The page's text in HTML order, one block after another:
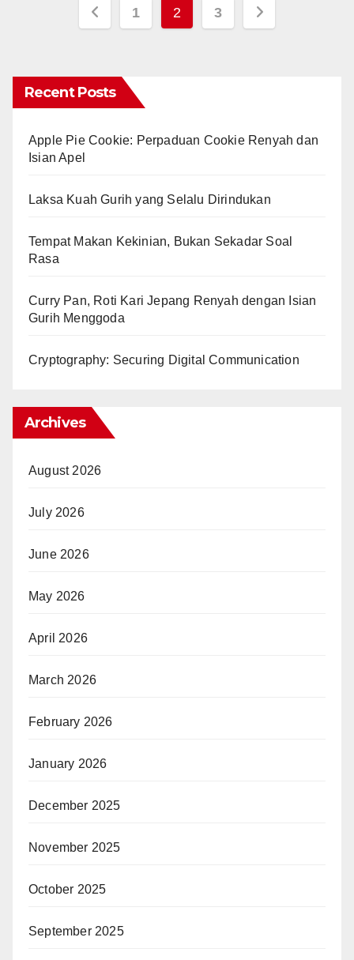
Posts
1 2 3
Recent Posts
Apple Pie Cookie: Perpaduan Cookie Renyah dan
Isian Apel
Laksa Kuah Gurih yang Selalu Dirindukan
Tempat Makan Kekinian, Bukan Sekadar Soal
Rasa
Curry Pan, Roti Kari Jepang Renyah dengan Isian
Gurih Menggoda
Cryptography: Securing Digital Communication
Archives
August 2026
July 2026
June 2026
May 2026
April 2026
March 2026
February 2026
January 2026
December 2025
November 2025
October 2025
September 2025